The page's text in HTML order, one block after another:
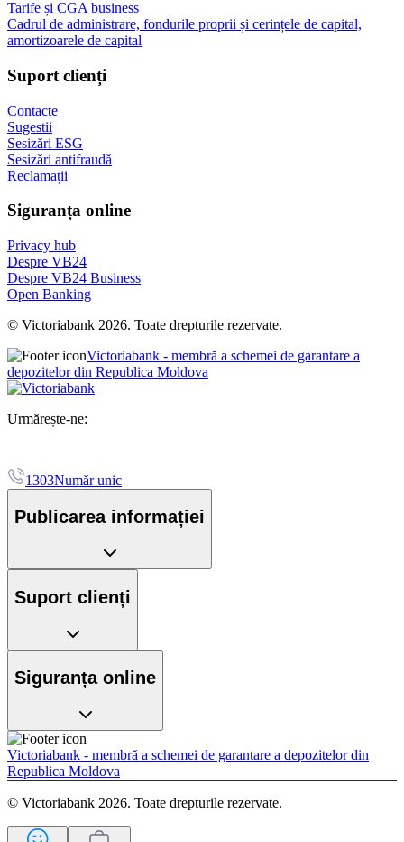
Tarife și CGA business
Cadrul de administrare, fondurile proprii și cerințele de capital,
amortizoarele de capital
Suport clienți
Contacte
Sugestii
Sesizări ESG
Sesizări antifraudă
Reclamații
Siguranța online
Privacy hub
Despre VB24
Despre VB24 Business
Open Banking
© Victoriabank 2026. Toate drepturile rezervate.
Victoriabank - membră a schemei de garantare a
depozitelor din Republica Moldova
Urmărește-ne:
1303Număr unic
Publicarea informației
Suport clienți
Siguranța online
Victoriabank - membră a schemei de garantare a depozitelor din
Republica Moldova
© Victoriabank 2026. Toate drepturile rezervate.